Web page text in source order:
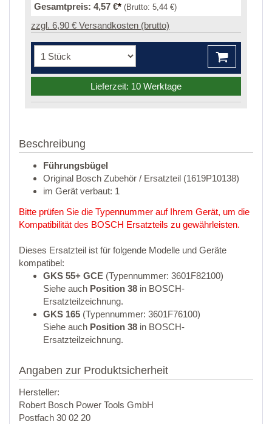
Gesamtpreis: 4,57 €* (Brutto: 5,44 €)
zzgl. 6,90 € Versandkosten (brutto)
Lieferzeit: 10 Werktage
Beschreibung
Führungsbügel
Original Bosch Zubehör / Ersatzteil (1619P10138)
im Gerät verbaut: 1
Bitte prüfen Sie die Typennummer auf Ihrem Gerät, um die
Kompatibilität des BOSCH Ersatzteils zu gewährleisten.
Dieses Ersatzteil ist für folgende Modelle und Geräte
kompatibel:
GKS 55+ GCE (Typennummer: 3601F82100)
Siehe auch Position 38 in BOSCH-
Ersatzteilzeichnung.
GKS 165 (Typennummer: 3601F76100)
Siehe auch Position 38 in BOSCH-
Ersatzteilzeichnung.
Angaben zur Produktsicherheit
Hersteller:
Robert Bosch Power Tools GmbH
Postfach 30 02 20